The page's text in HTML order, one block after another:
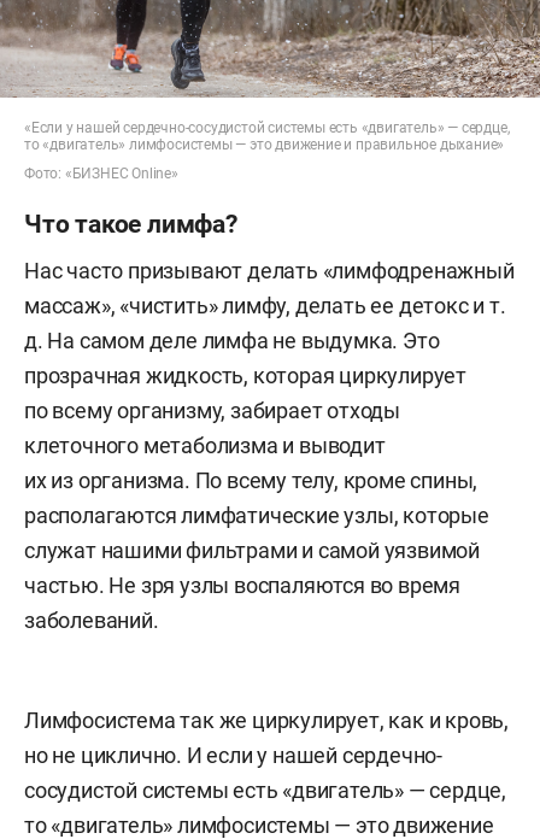
«Если у нашей сердечно-сосудистой системы есть «двигатель» — сердце,
то «двигатель» лимфосистемы — это движение и правильное дыхание»
Фото: «БИЗНЕС Online»
Что такое лимфа?
Нас часто призывают делать «лимфодренажный
массаж», «чистить» лимфу, делать ее детокс и т.
д. На самом деле лимфа не выдумка. Это
прозрачная жидкость, которая циркулирует
по всему организму, забирает отходы
клеточного метаболизма и выводит
их из организма. По всему телу, кроме спины,
располагаются лимфатические узлы, которые
служат нашими фильтрами и самой уязвимой
частью. Не зря узлы воспаляются во время
заболеваний.
Лимфосистема так же циркулирует, как и кровь,
но не циклично. И если у нашей сердечно-
сосудистой системы есть «двигатель» — сердце,
то «двигатель» лимфосистемы — это движение